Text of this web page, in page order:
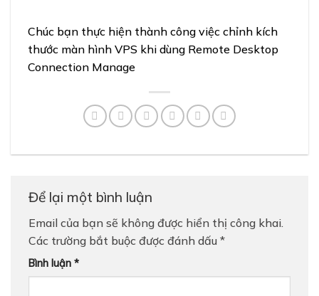
Chúc bạn thực hiện thành công việc chỉnh kích
thước màn hình VPS khi dùng Remote Desktop
Connection Manage
Để lại một bình luận
Email của bạn sẽ không được hiển thị công khai.
Các trường bắt buộc được đánh dấu *
Bình luận *